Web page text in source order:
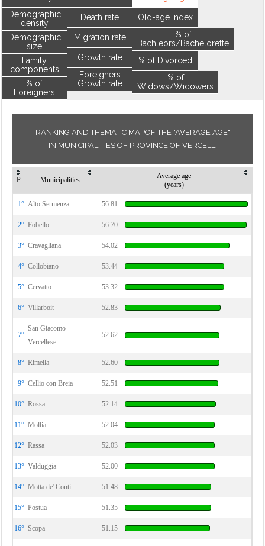
Demographic
density
Demographic
size
Family
components
% of
Foreigners
Death rate
Migration rate
Growth rate
Foreigners
Growth rate
Old-age index
% of
Bachleors/Bachelorette
% of Divorced
% of
Widows/Widowers
RANKING AND THEMATIC MAPOF THE "AVERAGE AGE"
IN MUNICIPALITIES OF PROVINCE OF VERCELLI
P Municipalities
Average age
(years)
1° Alto Sermenza 56.81
2° Fobello 56.70
3° Cravagliana 54.02
4° Collobiano 53.44
5° Cervatto 53.32
6° Villarboit 52.83
7°
San Giacomo
Vercellese
52.62
8° Rimella 52.60
9° Cellio con Breia 52.51
10° Rossa 52.14
11° Mollia 52.04
12° Rassa 52.03
13° Valduggia 52.00
14° Motta de' Conti 51.48
15° Postua 51.35
16° Scopa 51.15